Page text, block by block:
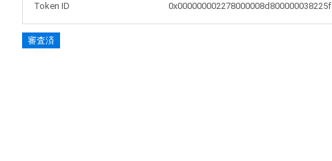
Token ID
0x000000002278000008d800000038225f
審査済